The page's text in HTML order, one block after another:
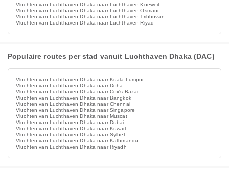
Vluchten van Luchthaven Dhaka naar Luchthaven Koeweit
Vluchten van Luchthaven Dhaka naar Luchthaven Osmani
Vluchten van Luchthaven Dhaka naar Luchthaven Tribhuvan
Vluchten van Luchthaven Dhaka naar Luchthaven Riyad
Populaire routes per stad vanuit Luchthaven Dhaka (DAC)
Vluchten van Luchthaven Dhaka naar Kuala Lumpur
Vluchten van Luchthaven Dhaka naar Doha
Vluchten van Luchthaven Dhaka naar Cox's Bazar
Vluchten van Luchthaven Dhaka naar Bangkok
Vluchten van Luchthaven Dhaka naar Chennai
Vluchten van Luchthaven Dhaka naar Singapore
Vluchten van Luchthaven Dhaka naar Muscat
Vluchten van Luchthaven Dhaka naar Dubai
Vluchten van Luchthaven Dhaka naar Kuwait
Vluchten van Luchthaven Dhaka naar Sylhet
Vluchten van Luchthaven Dhaka naar Kathmandu
Vluchten van Luchthaven Dhaka naar Riyadh